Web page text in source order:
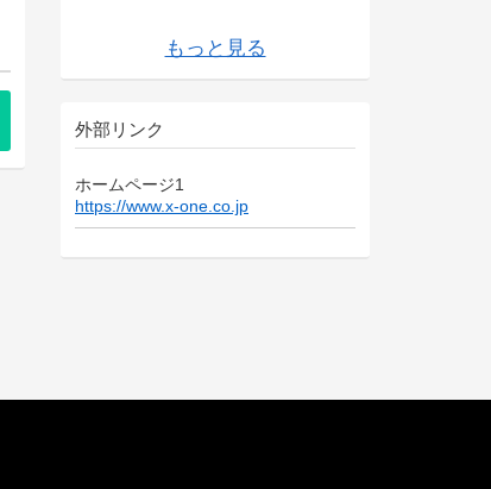
シーラー
ターW
もっと見る
外部リンク
ホームページ1
https://www.x-one.co.jp